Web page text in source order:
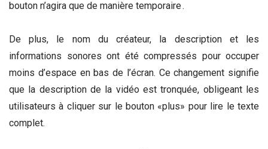
bouton n’agira que de manière temporaire .
De plus, le nom du créateur, la description et les
informations sonores ont été compressés pour occuper
moins d’espace en bas de l’écran. Ce changement signifie
que la description de la vidéo est tronquée, obligeant les
utilisateurs à cliquer sur le bouton «plus» pour lire le texte
complet.